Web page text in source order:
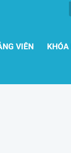
VIÊN KHÓA